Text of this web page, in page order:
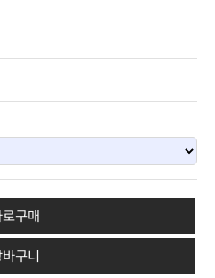
로구매
바구니